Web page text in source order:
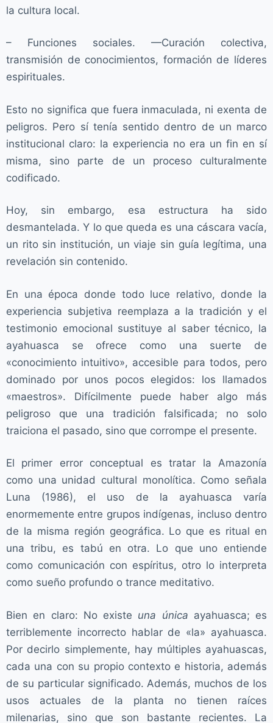
la cultura local.
– Funciones sociales. —Curación colectiva,
transmisión de conocimientos, formación de líderes
espirituales.
Esto no significa que fuera inmaculada, ni exenta de
peligros. Pero sí tenía sentido dentro de un marco
institucional claro: la experiencia no era un fin en sí
misma, sino parte de un proceso culturalmente
codificado.
Hoy, sin embargo, esa estructura ha sido
desmantelada. Y lo que queda es una cáscara vacía,
un rito sin institución, un viaje sin guía legítima, una
revelación sin contenido.
En una época donde todo luce relativo, donde la
experiencia subjetiva reemplaza a la tradición y el
testimonio emocional sustituye al saber técnico, la
ayahuasca se ofrece como una suerte de
«conocimiento intuitivo», accesible para todos, pero
dominado por unos pocos elegidos: los llamados
«maestros». Difícilmente puede haber algo más
peligroso que una tradición falsificada; no solo
traiciona el pasado, sino que corrompe el presente.
El primer error conceptual es tratar la Amazonía
como una unidad cultural monolítica. Como señala
Luna (1986), el uso de la ayahuasca varía
enormemente entre grupos indígenas, incluso dentro
de la misma región geográfica. Lo que es ritual en
una tribu, es tabú en otra. Lo que uno entiende
como comunicación con espíritus, otro lo interpreta
como sueño profundo o trance meditativo.
Bien en claro: No existe una única ayahuasca; es
terriblemente incorrecto hablar de «la» ayahuasca.
Por decirlo simplemente, hay múltiples ayahuascas,
cada una con su propio contexto e historia, además
de su particular significado. Además, muchos de los
usos actuales de la planta no tienen raíces
milenarias, sino que son bastante recientes. La